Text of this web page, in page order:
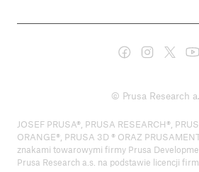
© Prusa Research
JOSEF PRUSA®, PRUSA RESEARCH®,
ORANGE®, PRUSA 3D ® ORAZ
znakami towarowymi firmy Prusa
Prusa Research a.s. na podstawie licencji